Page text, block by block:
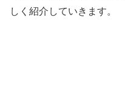
しく紹介していきます。